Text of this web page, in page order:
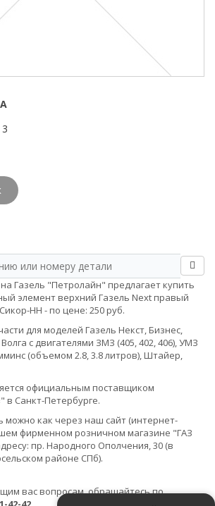
Газель "Петролайн" предлагает купить
элемент верхний Газель Next правый
НН - по цене: 250 руб.
для моделей Газель Некст, Бизнес,
с двигателями ЗМЗ (405, 402, 406), УМЗ
(объемом 2.8, 3.8 литров), Штайер,
официальным поставщиком
в Санкт-Петербурге.
можно как через наш сайт (интернет-
фирменном розничном магазине "ГАЗ
пр. Народного Ополчения, 30 (в
районе СПб).
вас вопросам, обращайтесь по